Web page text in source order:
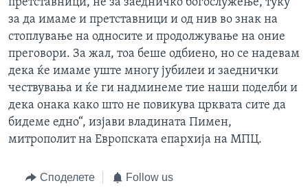
претставници, не за заедничко богослужење, туку
за да имаме и претставници и од нив во знак на
стоплување на односите и продолжување на оние
преговори. За жал, тоа беше одбиено, но се надевам
дека ќе имаме уште многу јубилеи и заеднички
чествувања и ќе ги надминеме тие наши поделби и
дека онака како што не повикува црквата сите да
бидеме едно“, изјави владината Пимен,
митрополит на Европската епархија на МПЦ.
Споделете Follow us